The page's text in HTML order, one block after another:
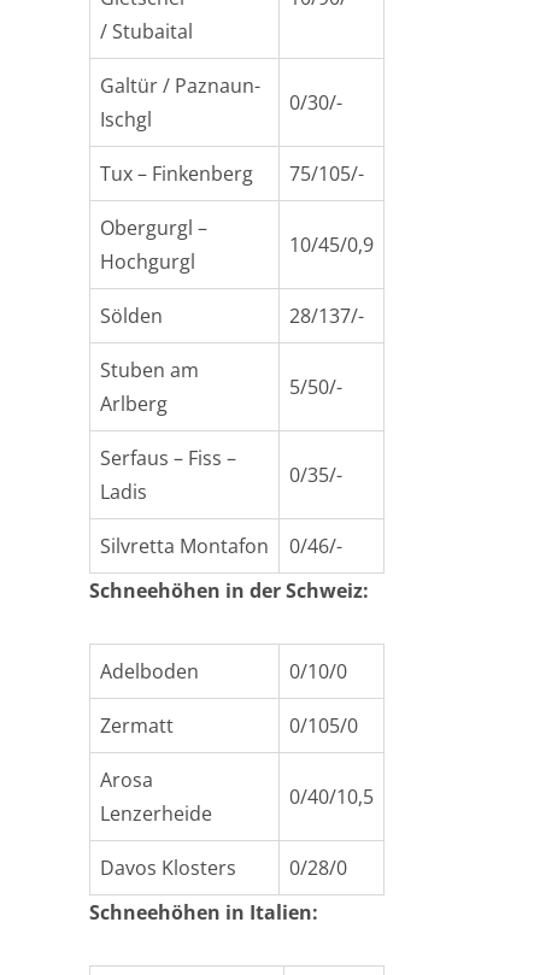
/ Stubaital
Galtür / Paznaun-
Ischgl
0/30/-
Tux – Finkenberg 75/105/-
Obergurgl –
Hochgurgl
10/45/0,9
Sölden 28/137/-
Stuben am
Arlberg
5/50/-
Serfaus – Fiss –
Ladis
0/35/-
Silvretta Montafon
0/46/-
Schneehöhen in der Schweiz:
Adelboden 0/10/0
Zermatt 0/105/0
Arosa
Lenzerheide
0/40/10,5
Davos Klosters
0/28/0
Schneehöhen in Italien: